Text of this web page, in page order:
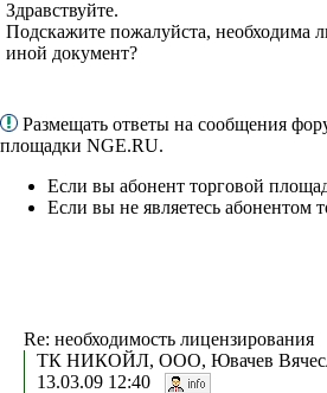
Здравствуйте.
Подскажите пожалуйста, необходима
иной документ?
Размещать ответы на сообщения
площадки NGE.RU.
Если вы абонент торговой
Если вы не являетесь абонентом
Re: необходимость лицензирования
ТК НИКОЙЛ, ООО, Ювачев
13.03.09 12:40